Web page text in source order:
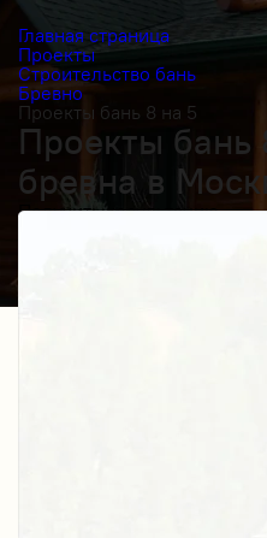
Главная страница
Проекты
Строительство бань
Бревно
Проекты бань 8 на 5
Проекты бань
бревна в
Получить косультацию